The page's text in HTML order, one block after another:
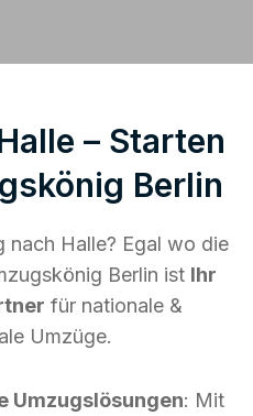
– Starten
Berlin
nach Halle? Egal wo die
Berlin ist Ihr
für nationale &
Umzüge.
Umzugslösungen: Mit